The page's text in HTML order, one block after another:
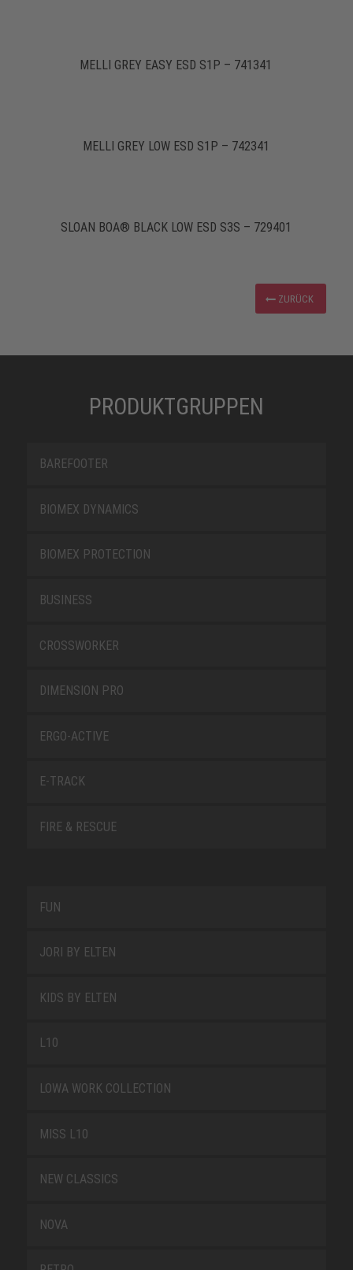
MELLI GREY EASY ESD S1P – 741341
MELLI GREY LOW ESD S1P – 742341
SLOAN BOA® BLACK LOW ESD S3S – 729401
ZURÜCK
PRODUKTGRUPPEN
BAREFOOTER
BIOMEX DYNAMICS
BIOMEX PROTECTION
BUSINESS
CROSSWORKER
DIMENSION PRO
ERGO-ACTIVE
E-TRACK
FIRE & RESCUE
FUN
JORI BY ELTEN
KIDS BY ELTEN
L10
LOWA WORK COLLECTION
MISS L10
NEW CLASSICS
NOVA